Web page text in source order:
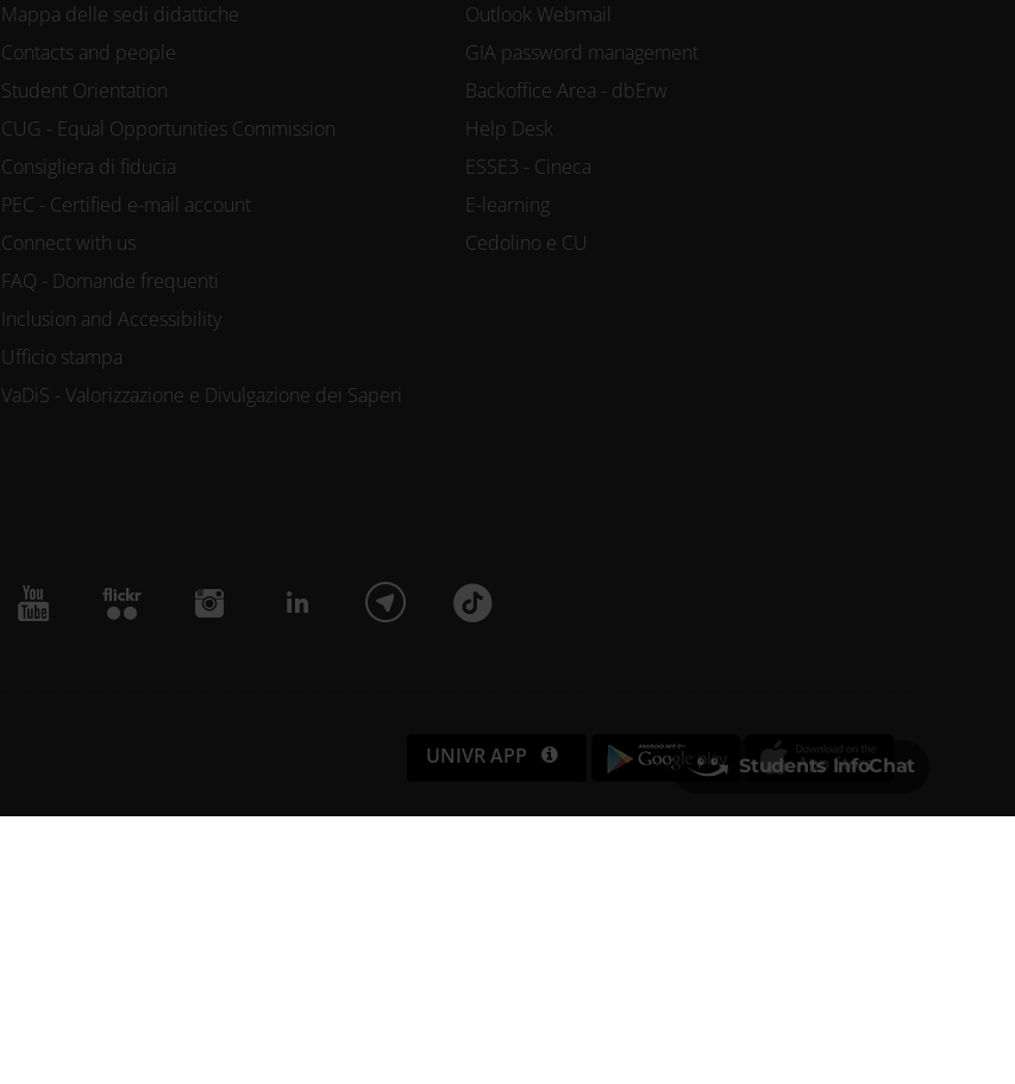
Mappa delle sedi didattiche
Contacts and people
Student Orientation
CUG - Equal Opportunities Commission
Consigliera di fiducia
PEC - Certified e-mail account
Connect with us
FAQ - Domande frequenti
Inclusion and Accessibility
Ufficio stampa
VaDiS - Valorizzazione e Divulgazione dei Saperi
Outlook Webmail
GIA password management
Backoffice Area - dbErw
Help Desk
ESSE3 - Cineca
E-learning
Cedolino e CU
UNIVR APP Students InfoChat